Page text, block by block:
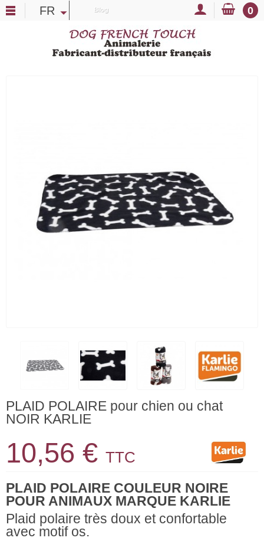
FR Blog 0
PLAID POLAIRE pour chien ou chat
NOIR KARLIE
10,56 € TTC
PLAID POLAIRE COULEUR NOIRE
POUR ANIMAUX MARQUE KARLIE
Plaid polaire très doux et confortable
avec motif os.